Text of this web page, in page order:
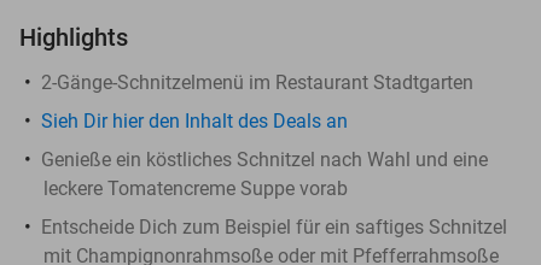
Highlights
2-Gänge-Schnitzelmenü im Restaurant Stadtgarten
Sieh Dir hier den Inhalt des Deals an
Genieße ein köstliches Schnitzel nach Wahl und eine
leckere Tomatencreme Suppe vorab
Entscheide Dich zum Beispiel für ein saftiges Schnitzel
mit Champignonrahmsoße oder mit Pfefferrahmsoße